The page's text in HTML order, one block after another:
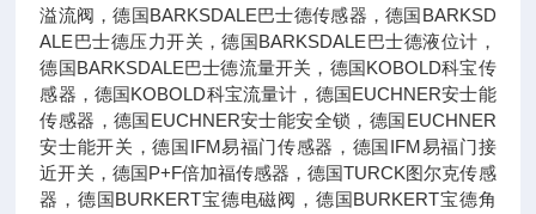
溢流阀，德国BARKSDALE巴士德传感器，德国BARKSD
ALE巴士德压力开关，德国BARKSDALE巴士德液位计，
德国BARKSDALE巴士德流量开关，德国KOBOLD科宝传
感器，德国KOBOLD科宝流量计，德国EUCHNER安士能
传感器，德国EUCHNER安士能安全锁，德国EUCHNER
安士能开关，德国IFM易福门传感器，德国IFM易福门接
近开关，德国P+F倍加福传感器，德国TURCK图尔克传感
器，德国BURKERT宝德电磁阀，德国BURKERT宝德角